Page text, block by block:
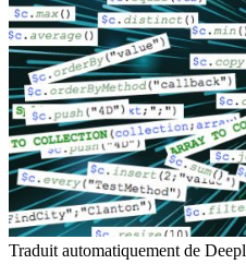
Traduit automatiquement de Deepl